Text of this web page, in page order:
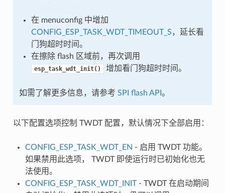
在 menuconfig 中增加
CONFIG_ESP_TASK_WDT_TIMEOUT_S，延长看
门狗超时时间。
在擦除 flash 区域前，再次调用
esp_task_wdt_init() 增加看门狗超时时间。
如需了解更多信息，请参考 SPI flash API 。
以下配置选项控制 TWDT 配置，默认情况下全部启用：
CONFIG_ESP_TASK_WDT_EN - 启用 TWDT 功能。
如果禁用此选项， TWDT 即使运行时已初始化也无
法使用。
CONFIG_ESP_TASK_WDT_INIT- TWDT 在启动期间